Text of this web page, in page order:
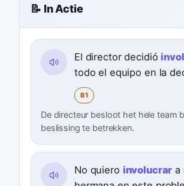
📝 In Actie
El director decidió
todo el equipo en la
B1
De directeur besloot het hele team
beslissing te betrekken.
No quiero involucrar a